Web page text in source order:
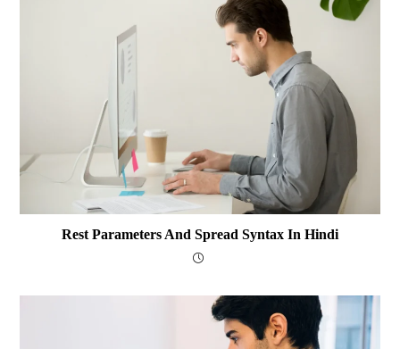
Rest Parameters And Spread Syntax In Hindi